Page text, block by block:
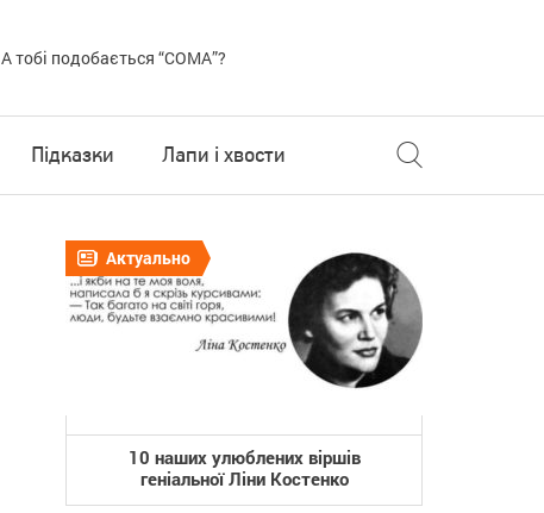
А тобі подобається “COMA”?
Підказки Лапи і хвости
Актуально
10 наших улюблених віршів
геніальної Ліни Костенко